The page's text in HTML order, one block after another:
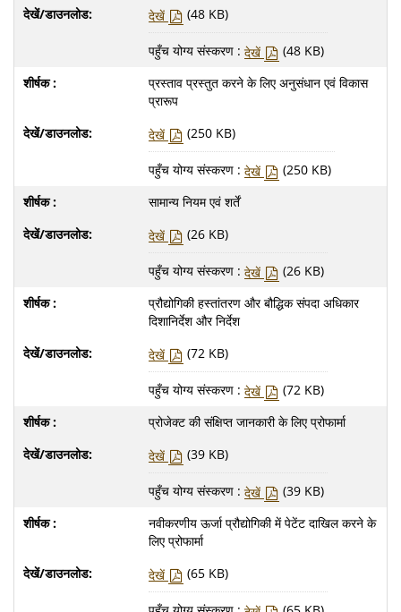
देखें
(48 KB)
पहुँच योग्य संस्करण : देखें
(48 KB)
प्रस्ताव प्रस्तुत करने के लिए अनुसंधान एवं विकास
प्रारूप
देखें
(250 KB)
पहुँच योग्य संस्करण : देखें
(250 KB)
सामान्य नियम एवं शर्तें
देखें
(26 KB)
पहुँच योग्य संस्करण : देखें
(26 KB)
प्रौद्योगिकी हस्तांतरण और बौद्धिक संपदा अधिकार
दिशानिर्देश और निर्देश
देखें
(72 KB)
पहुँच योग्य संस्करण : देखें
(72 KB)
प्रोजेक्ट की संक्षिप्त जानकारी के लिए प्रोफार्मा
देखें
(39 KB)
पहुँच योग्य संस्करण : देखें
(39 KB)
नवीकरणीय ऊर्जा प्रौद्योगिकी में पेटेंट दाखिल करने के
लिए प्रोफार्मा
देखें
(65 KB)